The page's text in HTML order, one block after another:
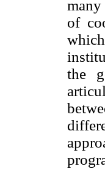
of
the